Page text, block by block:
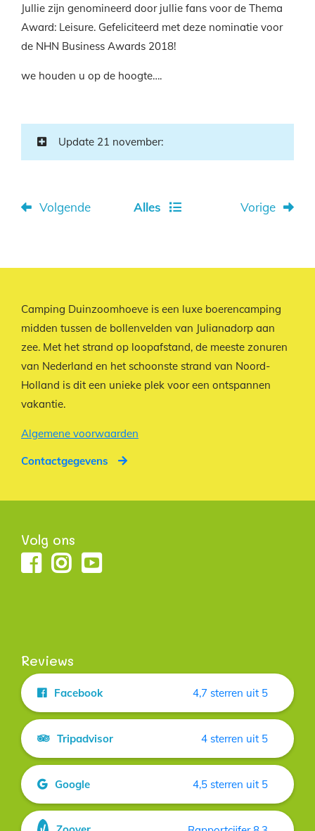
Jullie zijn genomineerd door jullie fans voor de Thema
Award: Leisure. Gefeliciteerd met deze nominatie voor
de NHN Business Awards 2018!
we houden u op de hoogte….
Update 21 november:
Volgende Alles Vorige
Camping Duinzoomhoeve is een luxe boerencamping
midden tussen de bollenvelden van Julianadorp aan
zee. Met het strand op loopafstand, de meeste zonuren
van Nederland en het schoonste strand van Noord-
Holland is dit een unieke plek voor een ontspannen
vakantie.
Algemene voorwaarden
Contactgegevens
Volg ons
Reviews
Facebook 4,7 sterren uit 5
Tripadvisor 4 sterren uit 5
Google 4,5 sterren uit 5